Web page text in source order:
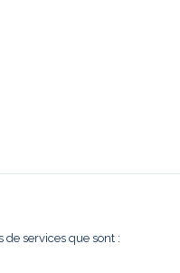
services que sont :